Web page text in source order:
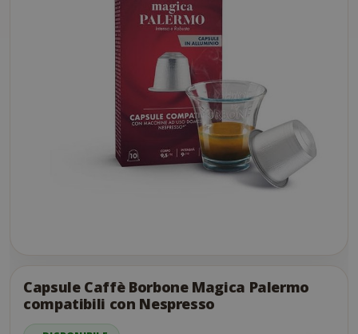
the
end
the
Capsule Caffè Borbone Magica Palermo
compatibili con Nespresso